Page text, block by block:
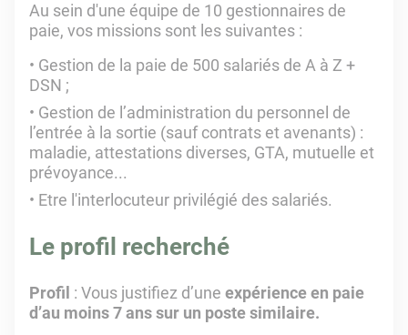
Au sein d'une équipe de 10 gestionnaires de
paie, vos missions sont les suivantes :
Gestion de la paie de 500 salariés de A à Z +
DSN ;
Gestion de l’administration du personnel de
l’entrée à la sortie (sauf contrats et avenants) :
maladie, attestations diverses, GTA, mutuelle et
prévoyance...
Etre l'interlocuteur privilégié des salariés.
Le profil recherché
Profil : Vous justifiez d’une expérience en paie
d’au moins 7 ans sur un poste similaire.